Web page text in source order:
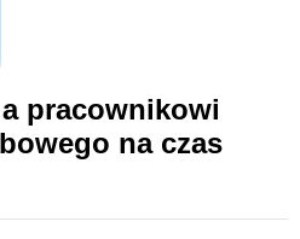
pracownikowi
na czas